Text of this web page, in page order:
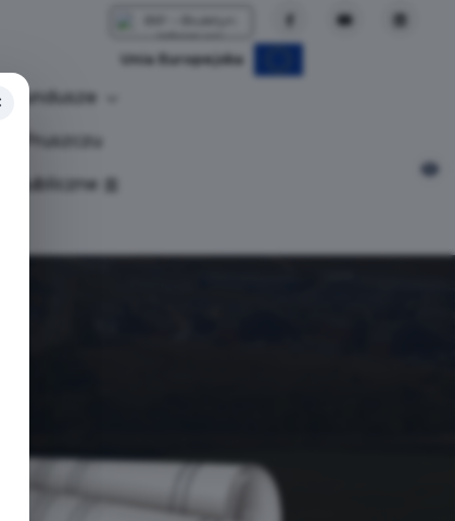
Unia Europejska
Fundusze
w Pruszczu
publiczne